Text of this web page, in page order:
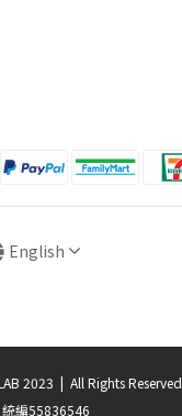
English
2023 | All Rights Reserved
編55836546